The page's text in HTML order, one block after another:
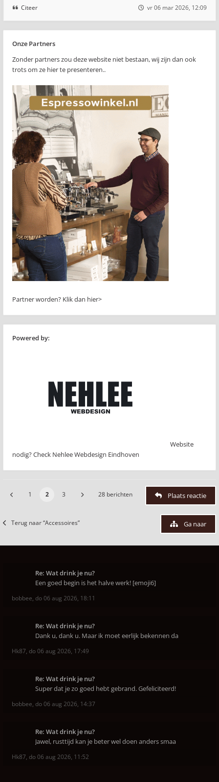
Citeer vr 06 mar 2026, 12:09
Onze Partners
Zonder partners zou deze website niet bestaan, wij zijn dan ook
trots om ze hier te presenteren..
Partner worden? Klik dan hier>
Powered by:
Website
nodig? Check Nehlee Webdesign Eindhoven
1 2 3 28 berichten Plaats reactie
Terug naar “Accessoires” Ga naar
Re: Wat drink je nu?
Een goed begin is het halve werk! [emoji6]
bobbee, do 06 aug 2026, 18:11
Re: Wat drink je nu?
Dank u, dank u. Maar ik moet eerlijk bekennen da
Hk87, do 06 aug 2026, 17:49
Re: Wat drink je nu?
Super dat je zo goed hebt gebrand. Gefeliciteerd!
bobbee, do 06 aug 2026, 14:37
Re: Wat drink je nu?
Jawel, rusttijd kan je beter wel doen anders smaa
Hk87, do 06 aug 2026, 11:52